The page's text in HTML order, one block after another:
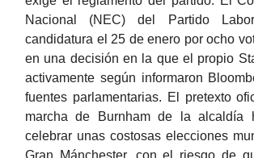
Nacional (NEC) del Partido
candidatura el 25 de enero por ocho
en una decisión en la que el propio
activamente según informaron
fuentes parlamentarias. El pretexto
marcha de Burnham de la alcaldía
celebrar unas costosas elecciones